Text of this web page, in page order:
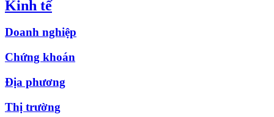
Kinh tế
Doanh nghiệp
Chứng khoán
Địa phương
Thị trường